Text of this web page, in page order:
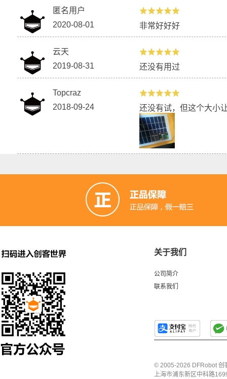
匿名用户
2020-08-01
非常好好好
云天
2019-08-31
还没有用过
Topcraz
2018-09-24
还没有试，但这个大小
关于我们
公司简介
联系我们
© 2005-2026 DFRobot 创
上海市浦东新区中科路